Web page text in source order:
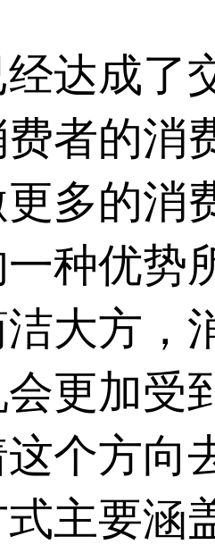
达成了
者的消
多的消
种优势
大方，
会更加受
个方向
主要涵